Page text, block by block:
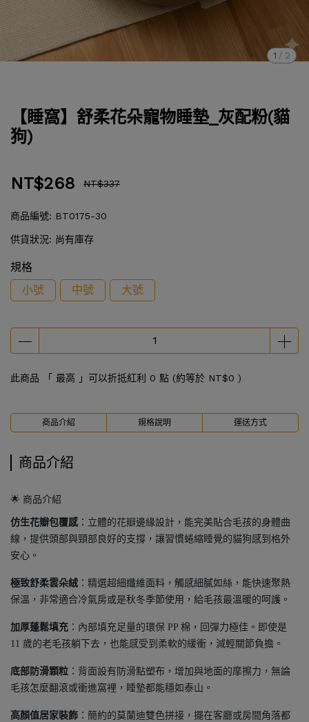
1 / 2
【睡窩】舒柔花朵寵物睡墊_灰配粉(貓
狗)
NT$268 NT$337
商品編號: BT0175-30
供貨狀況: 尚有庫存
規格
小號
中號 大號
此商品 「 最高 」可以折抵紅利 0 點 (約等於 NT$0 )
商品介紹 規格說明 運送方式
商品介紹
🌟 商品介紹
仿生花瓣包覆感 ：立體的花瓣邊緣設計，能完美貼合毛孩的身體曲
線，提供頭部與頸部良好的支撐，讓習慣蜷縮睡覺的貓狗感到格外
安心。
極致舒柔雲朵絨 ：精選超細纖維面料，觸感細膩如絲，能快速聚熱
保溫，非常適合冷氣房或是秋冬季節使用，給毛孩最溫暖的呵護。
加厚蓬鬆填充 ：內部填充足量的環保 PP 棉，回彈力極佳。即使是
11 歲的老毛孩躺下去，也能感受到柔軟的緩衝，減輕關節負擔。
底部防滑顆粒 ：背面設有防滑點塑布，增加與地面的摩擦力，無論
毛孩怎麼翻滾或衝進窩裡，睡墊都能穩如泰山。
高顏值居家裝飾 ：簡約的莫蘭迪雙色拼接，擺在客廳或房間角落都